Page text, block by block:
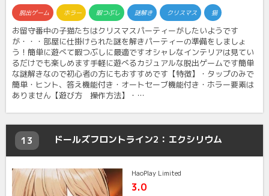
脱出ゲーム ホラー 暇つぶし 謎解き クリスマス 猫
お留守番中の子猫たちはクリスマスパーティーがしたいようです
が・・・部屋に仕掛けられた謎を解きパーティーの準備をしましょ
う！簡単に遊べて暇つぶしに最適ですオシャレなインテリアは見てい
るだけでも楽しめます手軽に遊べるカジュアルな脱出ゲームです簡単
な謎解きなので初心者の方にもおすすめです【特徴】・タップのみで
簡単・ヒント、答え機能付き・オートセーブ機能付き・ホラー要素は
ありません【遊び方 操作方法】・…
13 ドールズフロントライン2：エクシリウム
HaoPlay Limited
3.0